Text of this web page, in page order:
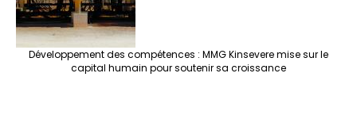
Développement des compétences : MMG Kinsevere mise sur le
capital humain pour soutenir sa croissance